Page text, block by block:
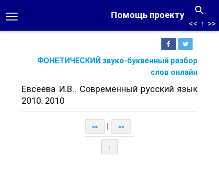
Помощь проекту
ФОНЕТИЧЕСКИЙ звуко-буквенный разбор
слов онлайн
<< ↑ >>
Евсеева И.В.. Современный русский язык
2010. 2010
<< >>
↑